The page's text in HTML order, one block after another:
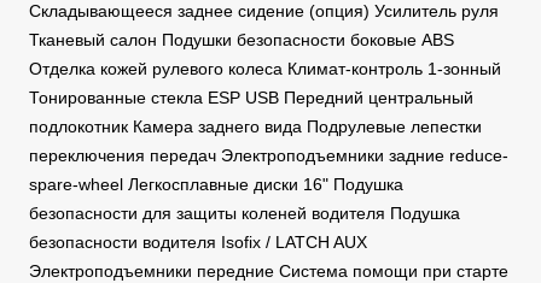
Складывающееся заднее сидение (опция) Усилитель руля
Тканевый салон Подушки безопасности боковые ABS
Отделка кожей рулевого колеса Климат-контроль 1-зонный
Тонированные стекла ESP USB Передний центральный
подлокотник Камера заднего вида Подрулевые лепестки
переключения передач Электроподъемники задние reduce-
spare-wheel Легкосплавные диски 16" Подушка
безопасности для защиты коленей водителя Подушка
безопасности водителя Isofix / LATCH AUX
Электроподъемники передние Система помощи при старте